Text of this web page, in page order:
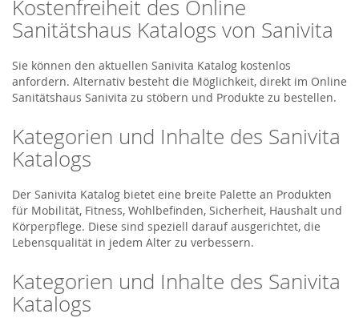
Kostenfreiheit des Online
Sanitätshaus Katalogs von Sanivita
Sie können den aktuellen Sanivita Katalog kostenlos
anfordern. Alternativ besteht die Möglichkeit, direkt im Online
Sanitätshaus Sanivita zu stöbern und Produkte zu bestellen.
Kategorien und Inhalte des Sanivita
Katalogs
Der Sanivita Katalog bietet eine breite Palette an Produkten
für Mobilität, Fitness, Wohlbefinden, Sicherheit, Haushalt und
Körperpflege. Diese sind speziell darauf ausgerichtet, die
Lebensqualität in jedem Alter zu verbessern.
Kategorien und Inhalte des Sanivita
Katalogs